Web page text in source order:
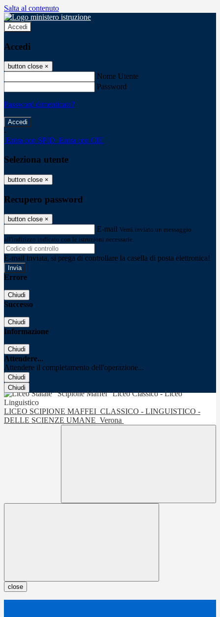
Salta al contenuto
Accedi
Accedi
button close ×
Nome Utente
Password
Password dimenticata?
-
Entra con SPID Entra con CIE
Seleziona utente
button close ×
Recupero password
button close ×
E-mail Verrà inviato un messaggio
all'indirizzo indicato con le istruzioni necessarie.
E-mail inviata, si prega di controllare la casella di posta elettronica!
Errore
Chiudi
Successo
Chiudi
Informazione
Chiudi
Attendere...
Attendere il completamento dell'operazione...
Chiudi
Chiudi
LICEO SCIPIONE MAFFEI CLASSICO - LINGUISTICO -
DELLE SCIENZE UMANE Verona
close